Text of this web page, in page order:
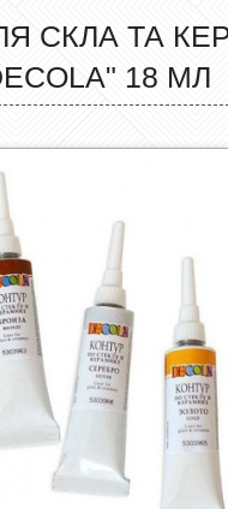
СКЛА ТА
18 МЛ